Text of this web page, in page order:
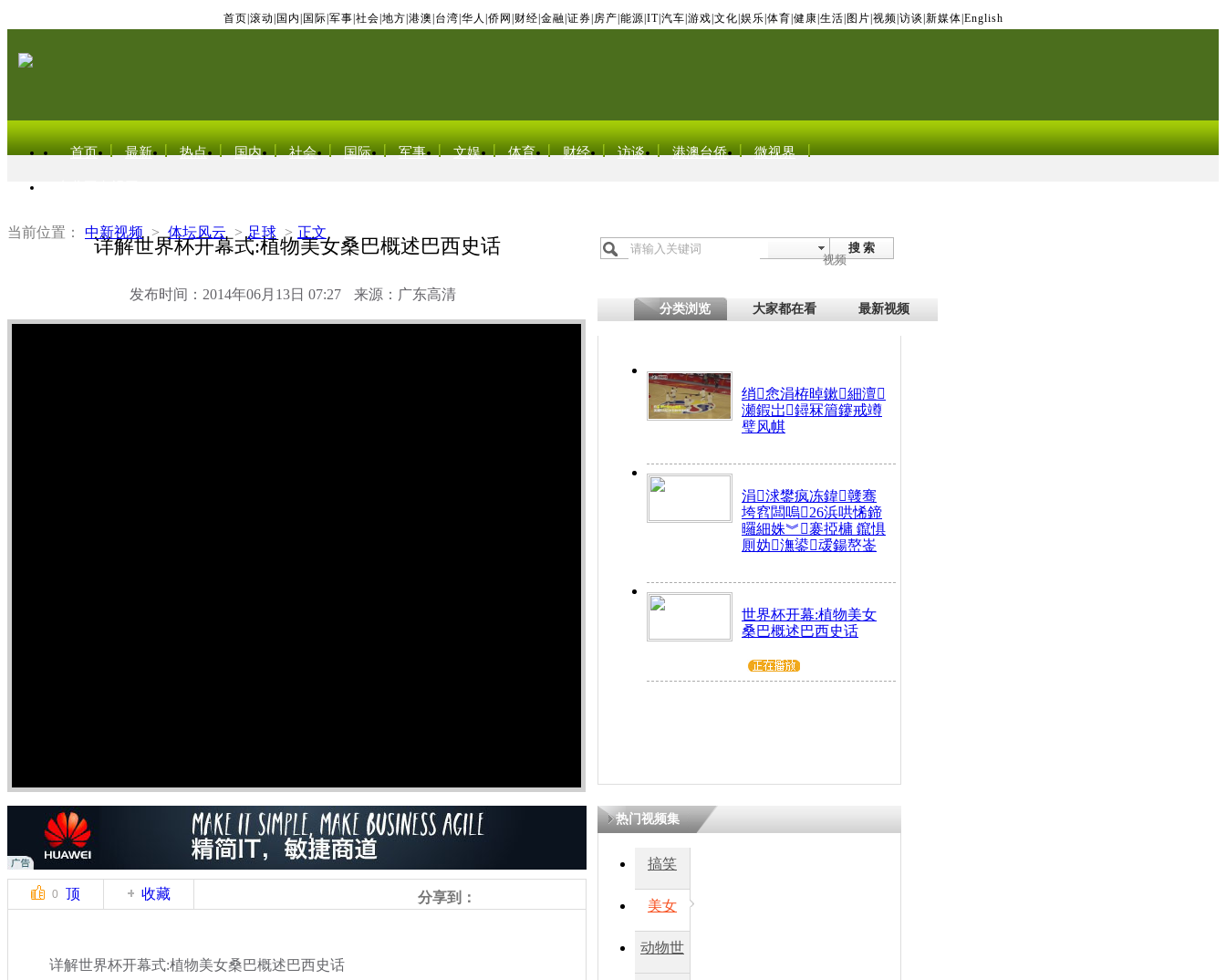
首页 滚动 国内 国际 军事 社会 地方 港澳 台湾 华人 侨网 财经 金融 证券 房产 能源 IT| 汽车 游戏 文化 娱乐 体育 健康 生活 图片 视频 访谈 新媒体 English
首页 最新 热点 国内 社会 国际 军事 文娱 体育 财经 访谈 港澳台侨 微视界
当前位置： 中新视频 > 体坛风云 > 足球 > 正文
详解世界杯开幕式:植物美女桑巴概述巴西史话
发布时间：2014年06月13日 07:27 来源：广东高清
搜 索
视频
分类浏览 大家都在看 最新视频
绡悆涓栫晫鏉細澶
瀬鍜岀鐞冧篃鑳戒竴
璧风帺
涓浗鐢疯冻鍏竷骞
垮窞闆嗚26浜哄悕鍗
曪細姝︾褰掗槦 鑹惧
厠妫潕鍙叆鍚嶅崟
世界杯开幕:植物美女
桑巴概述巴西史话
0 顶 收藏 分享到：
详解世界杯开幕式:植物美女桑巴概述巴西史话
热门视频集
搞笑
美女
动物世